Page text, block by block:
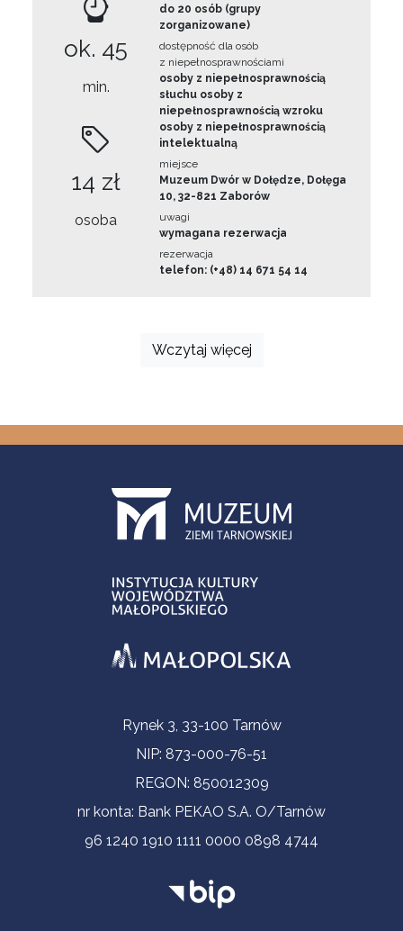
ok. 45
min.
14 zł
osoba
do 20 osób (grupy
zorganizowane)
dostępność dla osób
z niepełnosprawnościami
osoby z niepełnosprawnością
słuchu osoby z
niepełnosprawnością wzroku
osoby z niepełnosprawnością
intelektualną
miejsce
Muzeum Dwór w Dołędze, Dołęga
10, 32-821 Zaborów
uwagi
wymagana rezerwacja
rezerwacja
telefon: (+48) 14 671 54 14
Wczytaj więcej
Informacje kontaktoweRynek 3, 33-100 Tarnów
NIP: 873-000-76-51
REGON: 850012309
nr konta: Bank PEKAO S.A. O/Tarnów
96 1240 1910 1111 0000 0898 4744